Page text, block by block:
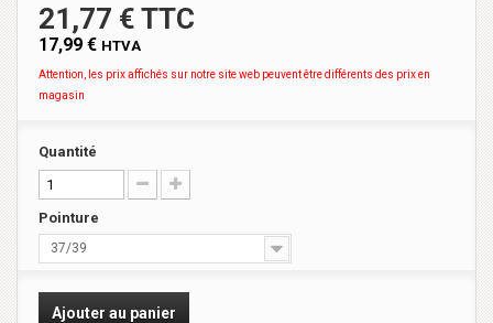
21,77 € TTC
17,99 € HTVA
Attention, les prix affichés sur notre site web peuvent être différents des prix en
magasin
Quantité
Pointure
37/39
Ajouter au panier